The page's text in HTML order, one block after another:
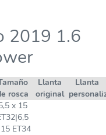
2019 1.6
rosca
Llanta
original
Llanta
x 15
ET34